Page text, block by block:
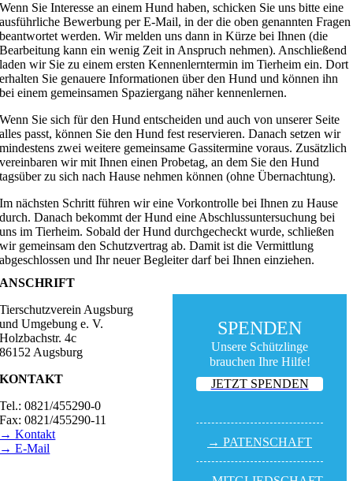
Wenn Sie Interesse an einem Hund haben, schicken Sie uns bitte eine
ausführliche Bewerbung per E-Mail, in der die oben genannten Fragen
beantwortet werden. Wir melden uns dann in Kürze bei Ihnen (die
Bearbeitung kann ein wenig Zeit in Anspruch nehmen). Anschließend
laden wir Sie zu einem ersten Kennenlerntermin im Tierheim ein. Dort
erhalten Sie genauere Informationen über den Hund und können ihn
bei einem gemeinsamen Spaziergang näher kennenlernen.
Wenn Sie sich für den Hund entscheiden und auch von unserer Seite
alles passt, können Sie den Hund fest reservieren. Danach setzen wir
mindestens zwei weitere gemeinsame Gassitermine voraus. Zusätzlich
vereinbaren wir mit Ihnen einen Probetag, an dem Sie den Hund
tagsüber zu sich nach Hause nehmen können (ohne Übernachtung).
Im nächsten Schritt führen wir eine Vorkontrolle bei Ihnen zu Hause
durch. Danach bekommt der Hund eine Abschlussuntersuchung bei
uns im Tierheim. Sobald der Hund durchgecheckt wurde, schließen
wir gemeinsam den Schutzvertrag ab. Damit ist die Vermittlung
abgeschlossen und Ihr neuer Begleiter darf bei Ihnen einziehen.
SPENDEN
Unsere Schützlinge
brauchen Ihre Hilfe!
JETZT SPENDEN
→ PATEN­SCHAFT
ANSCHRIFT
Tierschutzverein Augsburg
und Umgebung e. V.
Holzbachstr. 4c
86152 Augsburg
KONTAKT
Tel.: 0821/455290-0
Fax: 0821/455290-11
→ Kontakt
→ E-Mail